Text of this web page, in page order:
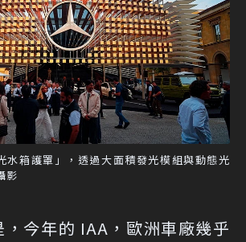
水箱護罩」，透過大面積發光模組與動態光
影
今年的 IAA，歐洲車廠幾乎